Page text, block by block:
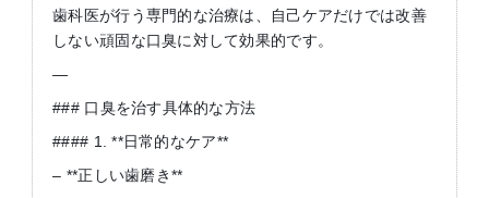
歯科医が行う専門的な治療は、自己ケアだけでは改善
しない頑固な口臭に対して効果的です。
—
### 口臭を治す具体的な方法
#### 1. **日常的なケア**
– **正しい歯磨き**